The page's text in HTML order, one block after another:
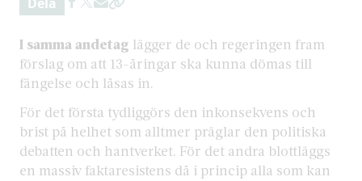
I samma andetag lägger de och regeringen fram
förslag om att 13-åringar ska kunna dömas till
fängelse och låsas in.
För det första tydliggörs den inkonsekvens och
brist på helhet som alltmer präglar den politiska
debatten och hantverket. För det andra blottläggs
en massiv faktaresistens då i princip alla som kan